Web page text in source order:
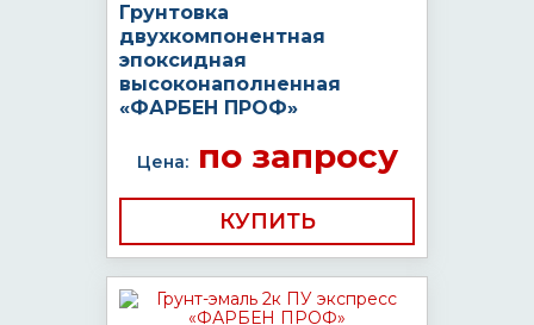
Грунтовка
двухкомпонентная
эпоксидная
высоконаполненная
«ФАРБЕН ПРОФ»
Цена:по запросу
КУПИТЬ